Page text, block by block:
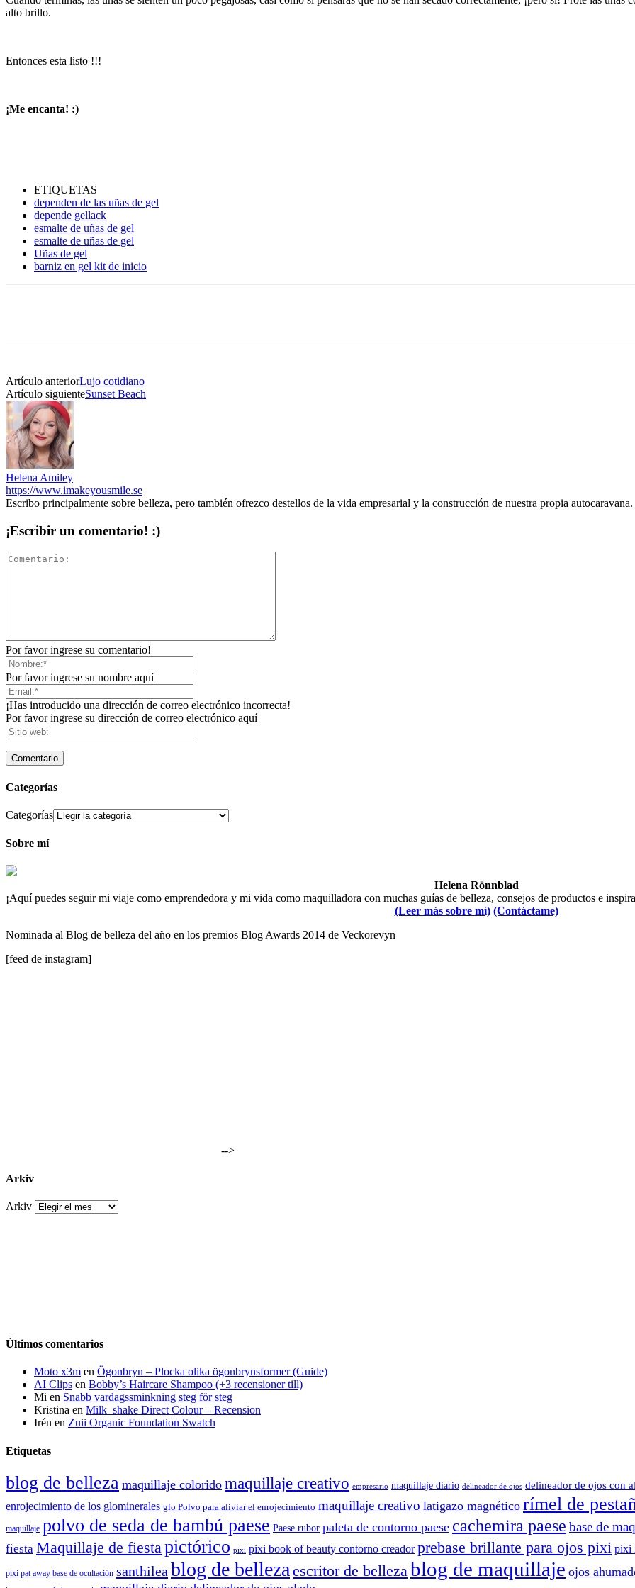
alto brillo.
Entonces esta listo !!!
¡Me encanta! :)
ETIQUETAS
dependen de las uñas de gel
depende gellack
esmalte de uñas de gel
esmalte de uñas de gel
Uñas de gel
barniz en gel kit de inicio
Artículo anteriorLujo cotidiano
Artículo siguienteSunset Beach
Helena Amiley
https://www.imakeyousmile.se
Escribo principalmente sobre belleza, pero también ofrezco destellos de la vida empresarial y la construcción de nuestra propia
¡Escribir un comentario! :)
Por favor ingrese su comentario!
Por favor ingrese su nombre aquí
¡Has introducido una dirección de correo electrónico incorrecta!
Por favor ingrese su dirección de correo electrónico aquí
Categorías
Categorías
Sobre mí
Helena Rönnblad
¡Aquí puedes seguir mi viaje como emprendedora y mi vida como maquilladora con muchas guías de belleza, consejos de productos e
(Leer más sobre mí) (Contáctame)
Nominada al Blog de belleza del año en los premios Blog Awards 2014 de Veckorevyn
[feed de instagram]
-->
Arkiv
Arkiv
Últimos comentarios
Moto x3m en Ögonbryn – Plocka olika ögonbrynsformer (Guide)
AI Clips en Bobby’s Haircare Shampoo (+3 recensioner till)
Mi en Snabb vardagssminkning steg för steg
Kristina en Milk_shake Direct Colour – Recension
Irén en Zuii Organic Foundation Swatch
Etiquetas
blog de belleza maquillaje colorido maquillaje creativo empresario maquillaje diario delineador de ojos delineador de ojos con
enrojecimiento de los glominerales glo Polvo para aliviar el enrojecimiento maquillaje creativo latigazo magnético rímel de
maquillaje polvo de seda de bambú paese Paese rubor paleta de contorno paese cachemira paese base de
fiesta Maquillaje de fiestapictórico pixi pixi book of beauty contorno creador prebase brillante para ojos pixi pixi
pixi pat away base de ocultación santhilea blog de belleza escritor de belleza blog de maquillaje ojos